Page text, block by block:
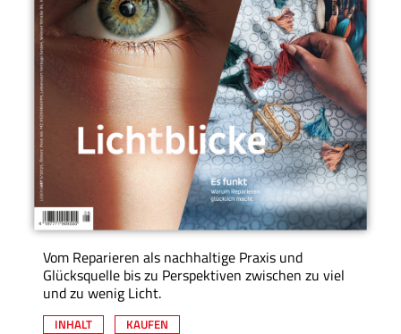
Vom Reparieren als nachhaltige Praxis und
Glücksquelle bis zu Perspektiven zwischen zu viel
und zu wenig Licht.
INHALT KAUFEN